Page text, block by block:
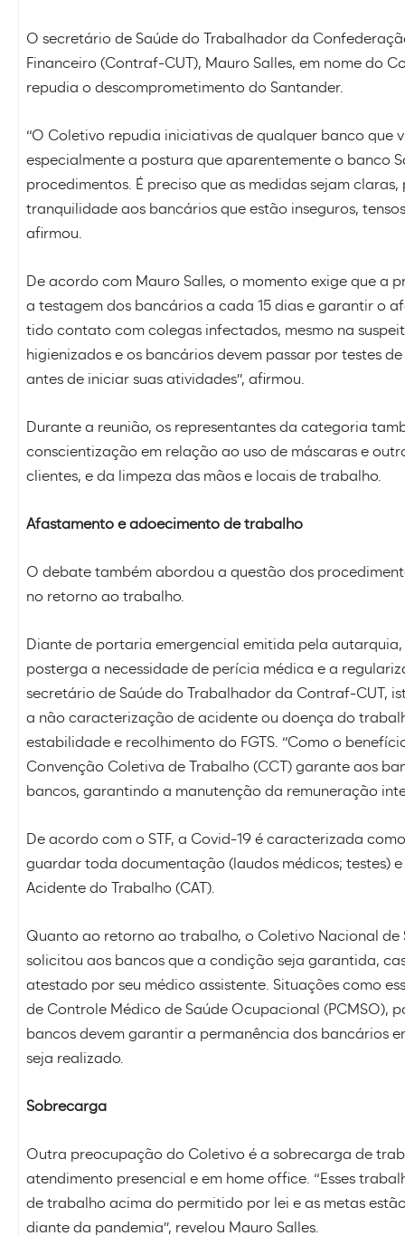
O secretário de Saúde do Trabalhador da
Financeiro (Contraf-CUT), Mauro Salles, em nome do
repudia o descomprometimento do Santander.
“O Coletivo repudia iniciativas de qualquer banco que
especialmente a postura que aparentemente o banco
procedimentos. É preciso que as medidas sejam
tranquilidade aos bancários que estão inseguros,
afirmou.
De acordo com Mauro Salles, o momento exige que a
a testagem dos bancários a cada 15 dias e garantir o
tido contato com colegas infectados, mesmo na
higienizados e os bancários devem passar por testes
antes de iniciar suas atividades”, afirmou.
Durante a reunião, os representantes da categoria
conscientização em relação ao uso de máscaras e
clientes, e da limpeza das mãos e locais de trabalho.
Afastamento e adoecimento de trabalho
O debate também abordou a questão dos
no retorno ao trabalho.
Diante de portaria emergencial emitida pela
posterga a necessidade de perícia médica e a
secretário de Saúde do Trabalhador da Contraf-CUT,
a não caracterização de acidente ou doença do
estabilidade e recolhimento do FGTS. “Como o
Convenção Coletiva de Trabalho (CCT) garante aos
bancos, garantindo a manutenção da remuneração
De acordo com o STF, a Covid-19 é caracterizada
guardar toda documentação (laudos médicos; testes)
Acidente do Trabalho (CAT).
Quanto ao retorno ao trabalho, o Coletivo Nacional de
solicitou aos bancos que a condição seja garantida,
atestado por seu médico assistente. Situações como
de Controle Médico de Saúde Ocupacional (PCMSO),
bancos devem garantir a permanência dos bancários
seja realizado.
Sobrecarga
Outra preocupação do Coletivo é a sobrecarga de
atendimento presencial e em home office. “Esses
de trabalho acima do permitido por lei e as metas
diante da pandemia”, revelou Mauro Salles.